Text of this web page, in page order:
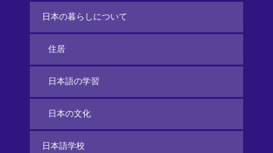
日本の暮らしについて
住居
日本語の学習
日本の文化
日本語学校